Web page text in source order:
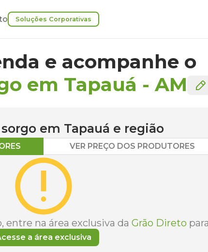
Soluções Corporativas
e acompanhe o
em Tapauá -AM
sorgo em Tapauá e região
VER PREÇO DOS PRODUTORES
entre na área exclusiva da Grão Direto
a área exclusiva